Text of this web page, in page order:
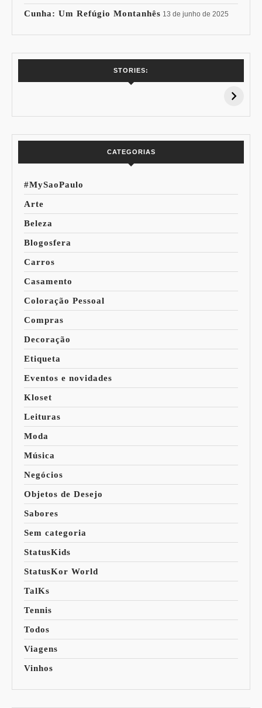
Cunha: Um Refúgio Montanhês 13 de junho de 2025
STORIES:
15% de
Pessoal: Os
CATEGORIAS
#MySaoPaulo
Arte
Beleza
Blogosfera
Carros
Casamento
Coloração Pessoal
Compras
Decoração
Etiqueta
Eventos e novidades
Kloset
Leituras
Moda
Música
Negócios
Objetos de Desejo
Sabores
Sem categoria
StatusKids
StatusKor World
TalKs
Tennis
Todos
Viagens
Vinhos